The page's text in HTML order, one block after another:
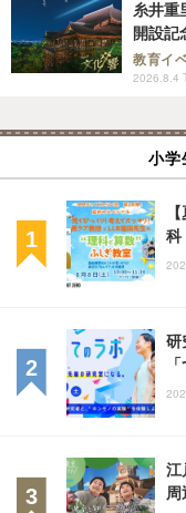
糸井重
開設記
教育イ
2026.8.4
小学
科
研
江